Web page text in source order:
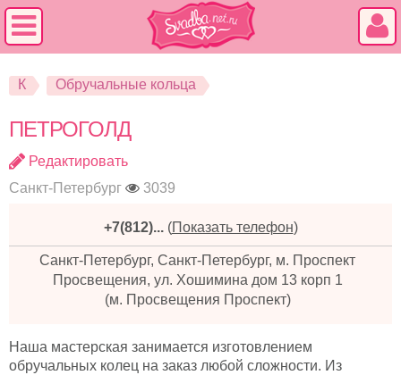
К Обручальные кольца
ПЕТРОГОЛД
Редактировать
Санкт-Петербург
3039
+7(812)... (Показать телефон)
Санкт-Петербург, Санкт-Петербург, м. Проспект
Просвещения, ул. Хошимина дом 13 корп 1
(м. Просвещения Проспект)
Наша мастерская занимается изготовлением
обручальных колец на заказ любой сложности. Из